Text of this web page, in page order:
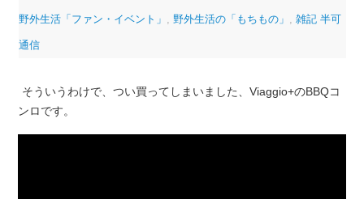
野外生活「ファン・イベント」 野外生活の「もちもの」 雑記 半可
通信
そういうわけで、つい買ってしまいました、Viaggio+のBBQコ
ンロです。